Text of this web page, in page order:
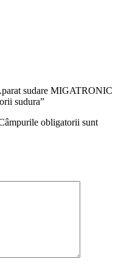
sudare MIGATRONIC
sudura”
obligatorii sunt